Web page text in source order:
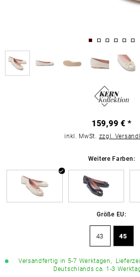
159,99 € *
inkl. MwSt. zzgl.
Weitere Farben:
Größe EU:
43 45
Versandfertig in 5-7 Werktagen,
Deutschlands ca. 1-3